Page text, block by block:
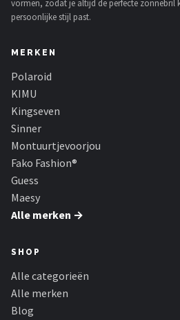
vormen, zodat je altijd de perfecte zonnebril
persoonlijke stijl past.
MERKEN
Polaroid
KIMU
Kingseven
Sinner
Montuurtjevoorjou
Fako Fashion®
Guess
Maesy
Alle merken →
SHOP
Alle categorieën
Alle merken
Blog